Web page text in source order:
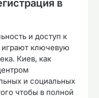
в
и доступ к
ключевую
Киев, как
и социальных
чтобы в полной